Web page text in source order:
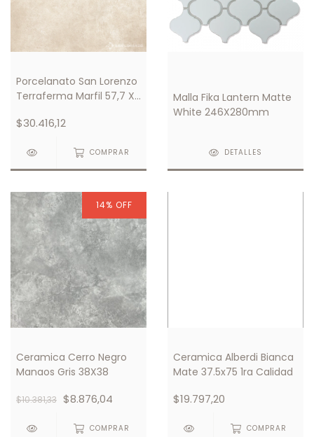
Porcelanato San Lorenzo
Terraferma Marfil 57,7 X
$30.416,12
COMPRAR
Malla Fika Lantern Matte
White 246X280mm
DETALLES
14% OFF
Ceramica Cerro Negro
Manaos Gris 38X38
$10.381,33 $8.876,04
COMPRAR
Ceramica Alberdi Bianca
Mate 37.5x75 1ra Calidad
$19.797,20
COMPRAR